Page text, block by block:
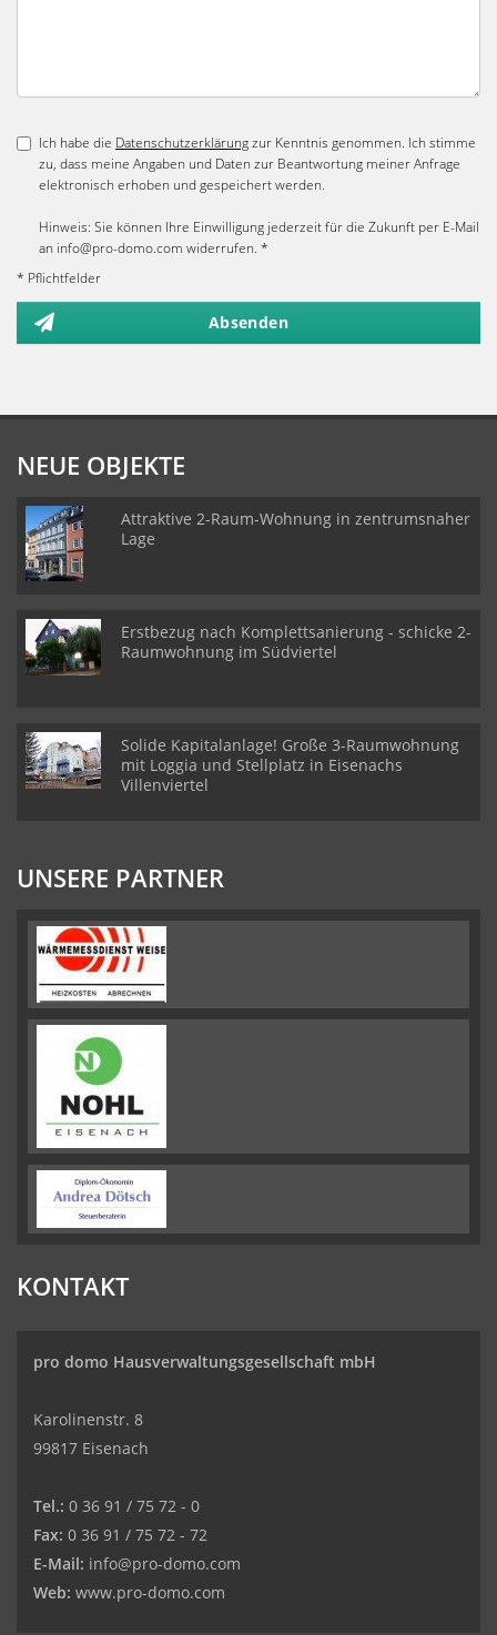
Ich habe die Datenschutzerklärungzur Kenntnis genommen. Ich stimme
zu, dass meine Angaben und Daten zur Beantwortung meiner Anfrage
elektronisch erhoben und gespeichert werden.
Hinweis: Sie können Ihre Einwilligung jederzeit für die Zukunft per E-Mail
an info@pro-domo.com widerrufen. *
* Pflichtfelder
Absenden
NEUE OBJEKTE
Attraktive 2-Raum-Wohnung in zentrumsnaher
Lage
Erstbezug nach Komplettsanierung - schicke 2-
Raumwohnung im Südviertel
Solide Kapitalanlage! Große 3-Raumwohnung
mit Loggia und Stellplatz in Eisenachs
Villenviertel
UNSERE PARTNER
KONTAKT
pro domo Hausverwaltungsgesellschaft mbH
Karolinenstr. 8
99817 Eisenach
Tel.: 0 36 91 / 75 72 - 0
Fax: 0 36 91 / 75 72 - 72
E-Mail: info@pro-domo.com
Web: www.pro-domo.com